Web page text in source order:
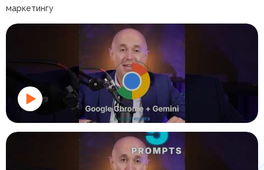
маркетингу